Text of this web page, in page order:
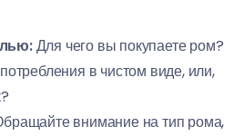
Для чего вы покупаете ром?
в чистом виде, или,
внимание на тип рома,